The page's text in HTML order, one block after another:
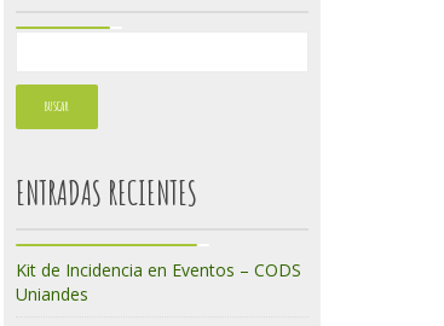
ENTRADAS RECIENTES
Kit de Incidencia en Eventos – CODS
Uniandes